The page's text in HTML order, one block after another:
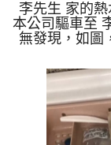
李先生 家的
本公司驅車至
無發現，如圖
入 檸檬酸 至
機 ，啟動 脈
來跟巧克力可
後，出水變乾
行了。 如是
沙堆積，洗出